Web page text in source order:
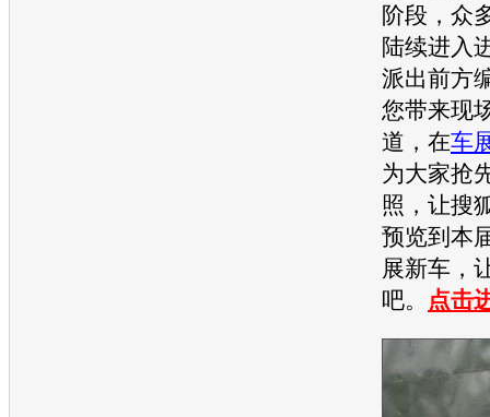
阶段，众
陆续进入
派出前方
您带来现
道，在车
为大家抢
照，让搜
预览到本
展新车 ，
吧。
点击